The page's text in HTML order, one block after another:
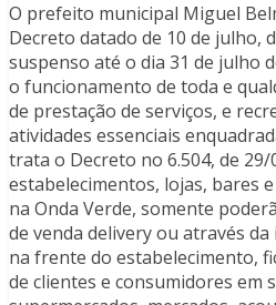
O prefeito municipal Miguel
Decreto datado de 10 de julho,
suspenso até o dia 31 de julho
o funcionamento de toda e
de prestação de serviços, e
atividades essenciais
trata o Decreto no 6.504, de 29/
estabelecimentos, lojas, bares
na Onda Verde, somente
de venda delivery ou através
na frente do estabelecimento,
de clientes e consumidores em